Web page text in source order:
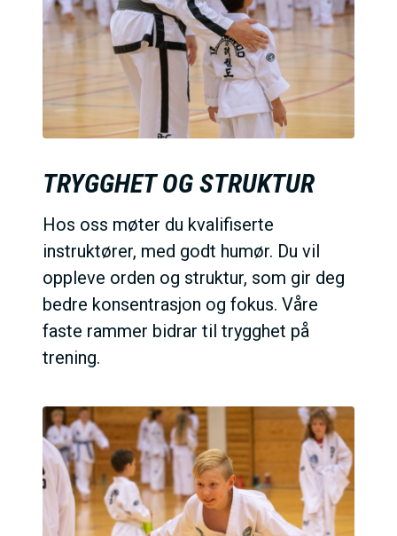
TRYGGHET OG STRUKTUR
Hos oss møter du kvalifiserte
instruktører, med godt humør. Du vil
oppleve orden og struktur, som gir deg
bedre konsentrasjon og fokus. Våre
faste rammer bidrar til trygghet på
trening.